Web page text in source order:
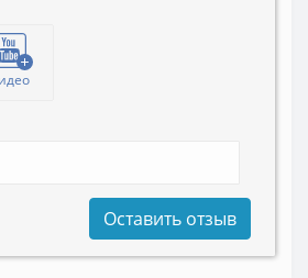
Оставить отзыв